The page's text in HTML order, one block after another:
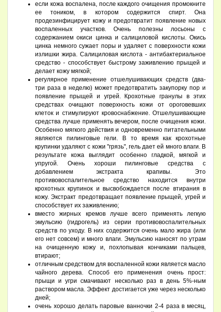
если кожа воспалена, после каждого очищения промокните
ее тоником, в котором содержится спирт. Она
продезинфицирует кожу и предотвратит появление новых
воспаленных участков. Очень полезны лосьоны с
содержанием окиси цинка и салициловой кислоты. Окись
цинка немного сужает поры и удаляет с поверхности кожи
излишки жира. Салициловая кислота - антибактериальное
средство - способствует быстрому заживлению прыщей и
делает кожу мягкой;
регулярное применение отшелушивающих средств (два-
три раза в неделю) может предотвратить закупорку пор и
появление прыщей и угрей. Крохотные гранулы в этих
средствах очищают поверхность кожи от ороговевших
клеток и стимулируют кровоснабжение. Отшелушивающие
средства лучше применять вечером, после очищения кожи.
Особенно мягкого действия и одновременно питательными
являются пилинговые гели. В то время как крохотные
крупинки удаляют с кожи "грязь", гель дает ей много влаги. В
результате кожа выглядит особенно гладкой, мягкой и
упругой. Очень хороши пилинговые средства с
добавлением экстракта крапивы. Это
противовоспалительное средство находится внутри
крохотных крупинок и высвобождается после втирания в
кожу. Экстракт предотвращает появление прыщей, угрей и
способствует их заживлению;
вместо жирных кремов лучше всего применять легкую
эмульсию (гидрогель) из серии противовоспалительных
средств по уходу. В них содержится очень мало жира (или
его нет совсем) и много влаги. Эмульсию наносят по утрам
на очищенную кожу и, похлопывая кончиками пальцев,
втирают;
отличным средством для воспаленной кожи является масло
чайного дерева. Способ его применения очень прост:
прыщи и угри смачивают несколько раз в день 5%-ным
раствором масла. Эффект достигается уже через несколько
дней;
очень хорошо делать паровые ванночки 2-4 раза в месяц,